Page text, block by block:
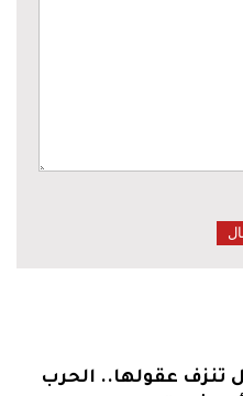
تنزف عقولها.. الحرب